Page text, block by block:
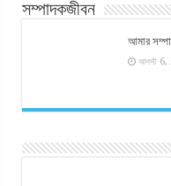
সম্পাদকজীবন
আমার
আগস্ট 6,